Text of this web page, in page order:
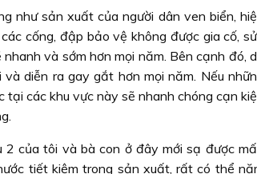
như sản xuất của người dân ven biển,
cống, đập bảo vệ không được gia cố,
và sớm hơn mọi năm. Bên cạnh đó,
diễn ra gay gắt hơn mọi năm. Nếu
các khu vực này sẽ nhanh chóng cạn
2 của tôi và bà con ở đây mới sạ được
tiết kiệm trong sản xuất, rất có thể